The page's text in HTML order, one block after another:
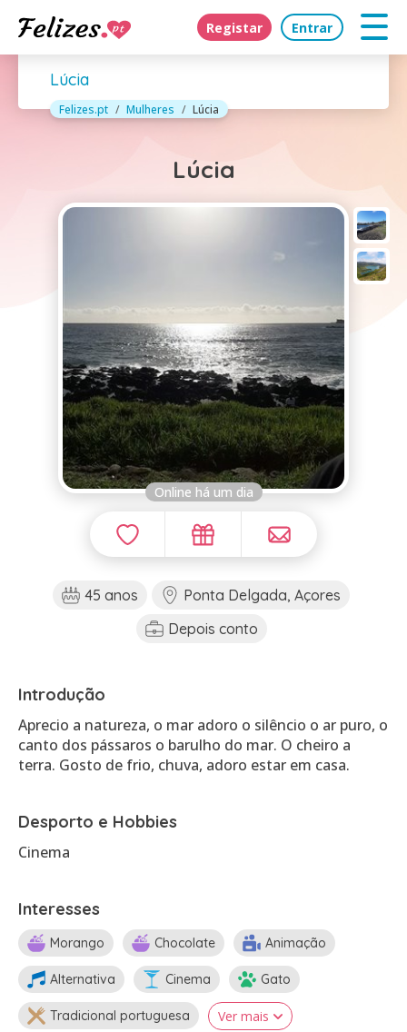
Registar Entrar
Lúcia
Felizes.pt Mulheres Lúcia
Lúcia
Online há um dia
45 anos
Ponta Delgada, Açores
Depois conto
Introdução
Aprecio a natureza, o mar adoro o silêncio o ar puro, o
canto dos pássaros o barulho do mar. O cheiro a
terra. Gosto de frio, chuva, adoro estar em casa.
Desporto e Hobbies
Cinema
Interesses
Morango Chocolate Animação
Alternativa Cinema Gato
Tradicional portuguesa Ver mais